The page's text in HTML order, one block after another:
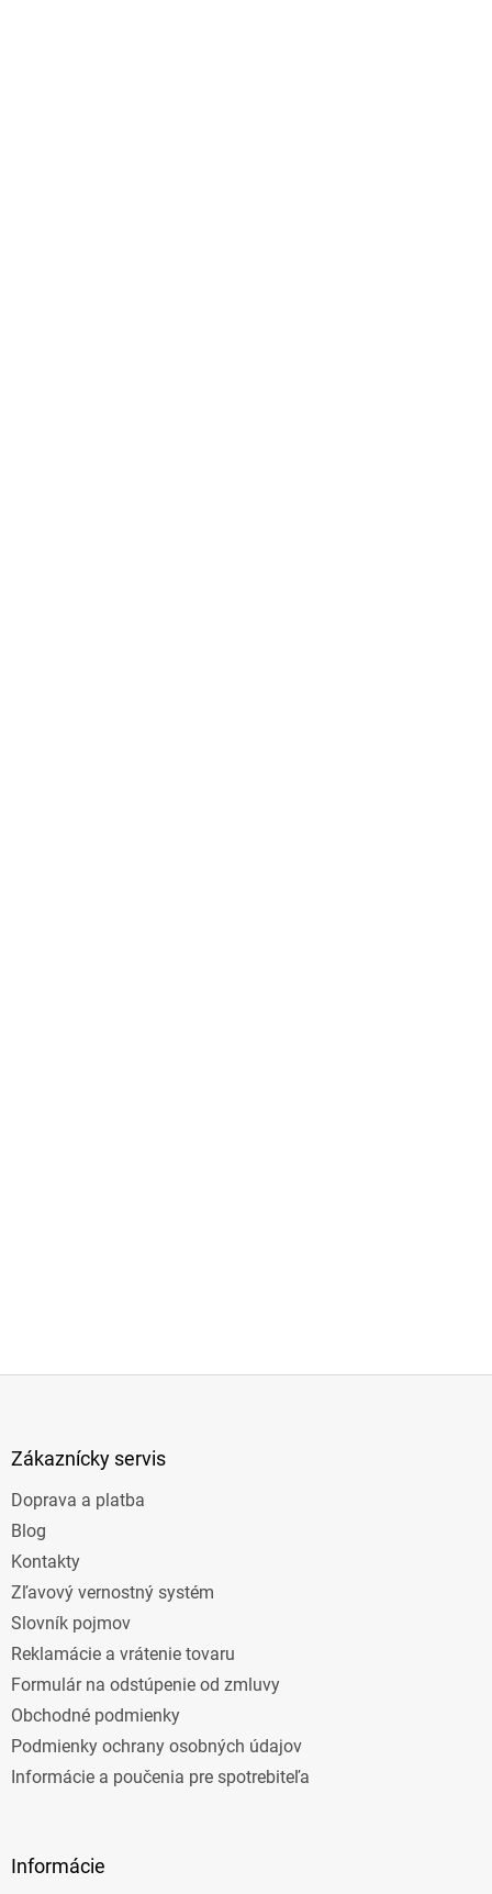
Zákaznícky servis
Doprava a platba
Blog
Kontakty
Zľavový vernostný systém
Slovník pojmov
Reklamácie a vrátenie tovaru
Formulár na odstúpenie od zmluvy
Obchodné podmienky
Podmienky ochrany osobných údajov
Informácie a poučenia pre spotrebiteľa
Informácie